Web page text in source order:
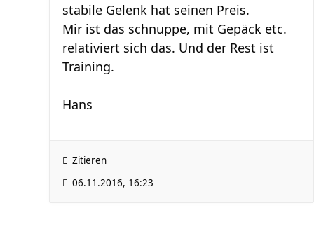
stabile Gelenk hat seinen Preis.
Mir ist das schnuppe, mit Gepäck etc.
relativiert sich das. Und der Rest ist
Training.
Hans
Zitieren
06.11.2016, 16:23